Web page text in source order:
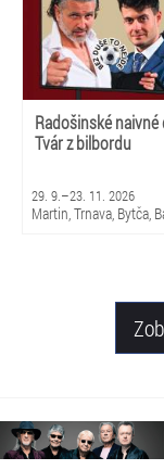
Radošinské naivné
Tvár z bilbordu
29. 9.–23. 11. 2026
Martin, Trnava, Bytča,